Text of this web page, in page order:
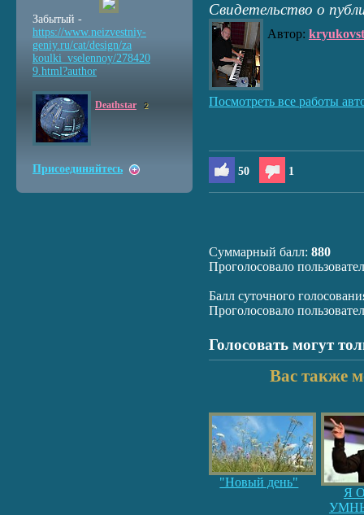
pause
Свидетельство о
Автор:
Посмотреть все работы
50 1
Суммарный балл: 880
Проголосовало
Балл суточного
Проголосовало
Голосовать могут
Вас также
"Новый день"
Я
Забытый -
https://www.neizvestniy-
geniy.ru/cat/design/za
koulki_vselennoy/278420
9.html?author
Deathstar 2
Присоединяйтесь